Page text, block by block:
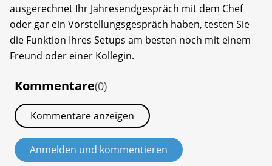
ausgerechnet Ihr Jahresendgespräch mit dem Chef
oder gar ein Vorstellungsgespräch haben, testen Sie
die Funktion Ihres Setups am besten noch mit einem
Freund oder einer Kollegin.
Kommentare(0)
Kommentare anzeigen
Anmelden und kommentieren